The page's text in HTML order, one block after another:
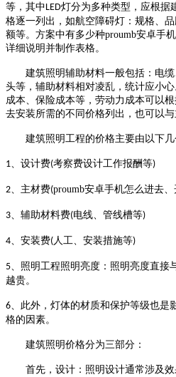
等，其中LED灯分为多种类型，应根据
格逐一列出，如航空障碍灯：规格、品牌
额等。方案中有多少种proumb安卓手
详细说明并制作表格。
建筑照明辅助材料一般包括：电缆、
头等，辅助材料相对凌乱，统计应小
成本、保险成本等，劳动力成本可
去安装所需的不同价格列出，也可以与
建筑照明工程的价格主要由以下几个
1、设计费(考察费设计工作报酬等)
2、主材费(proumb安卓手机怎么进去
3、辅助材料费(电线、管线槽等)
4、安装费(人工、安装措施等)
5、照明工程照明亮度：照明亮度直
越贵。
6、此外，灯体的材质和保护等级
格的因素。
建筑照明价格分为三部分：
首先，设计：照明设计通常涉